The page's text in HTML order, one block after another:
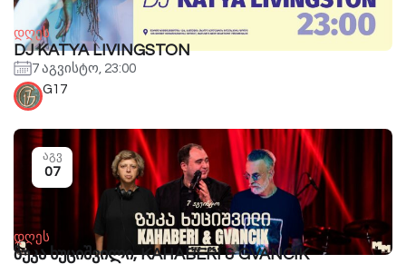
დღეს
DJ KATYA LIVINGSTON
7 აგვისტო, 23:00
G17
დღეს
ზუკა ხუციშვილი, KAHABERI & GVANCIK
აგვ
07